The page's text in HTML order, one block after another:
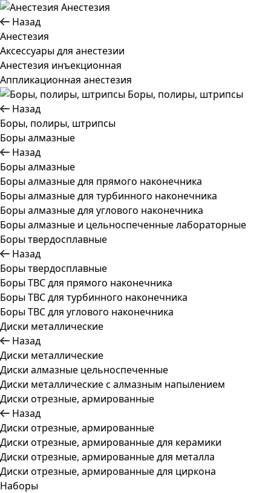
Анестезия
Назад
Анестезия
Аксессуары для анестезии
Анестезия инъекционная
Аппликационная анестезия
Боры, полиры, штрипсы
Назад
Боры, полиры, штрипсы
Боры алмазные
Назад
Боры алмазные
Боры алмазные для прямого наконечника
Боры алмазные для турбинного наконечника
Боры алмазные для углового наконечника
Боры алмазные и цельноспеченные лабораторные
Боры твердосплавные
Назад
Боры твердосплавные
Боры ТВС для прямого наконечника
Боры ТВС для турбинного наконечника
Боры ТВС для углового наконечника
Диски металлические
Назад
Диски металлические
Диски алмазные цельноспеченные
Диски металлические с алмазным напылением
Диски отрезные, армированные
Назад
Диски отрезные, армированные
Диски отрезные, армированные для керамики
Диски отрезные, армированные для металла
Диски отрезные, армированные для циркона
Наборы